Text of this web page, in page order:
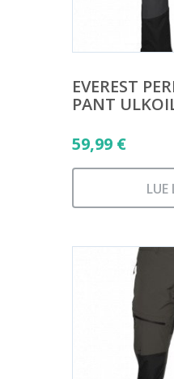
EVEREST
PANT
59,99 €
LUE